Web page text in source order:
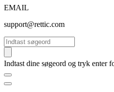
EMAIL
support@rettic.com
Søg
Indtast dine søgeord og tryk enter